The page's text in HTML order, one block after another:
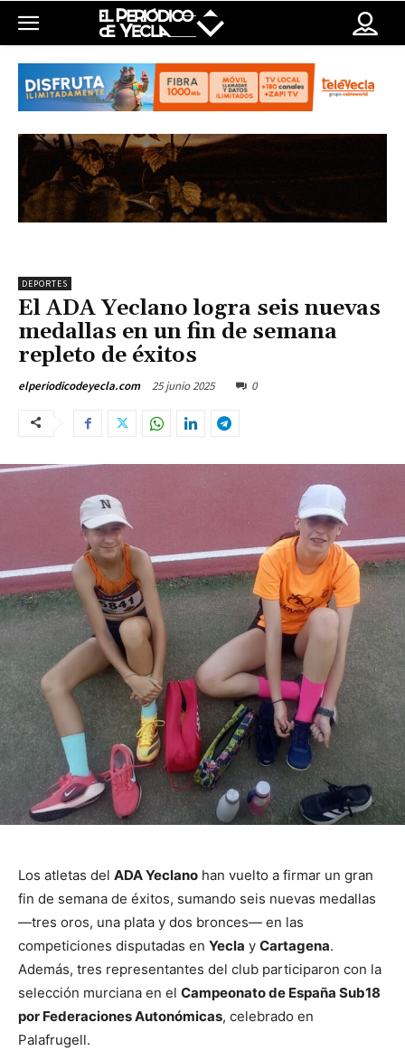
DEPORTES
El ADA Yeclano logra seis nuevas
medallas en un fin de semana
repleto de éxitos
elperiodicodeyecla.com 25 junio 2025 0
Los atletas del ADA Yeclano han vuelto a firmar un gran
fin de semana de éxitos, sumando seis nuevas medallas
—tres oros, una plata y dos bronces— en las
competiciones disputadas en Yecla y Cartagena.
Además, tres representantes del club participaron con la
selección murciana en el Campeonato de España Sub18
por Federaciones Autonómicas, celebrado en
Palafrugell.